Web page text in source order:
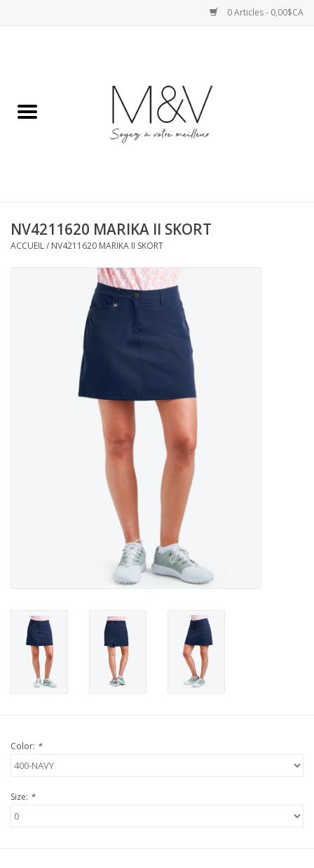
0 Articles - 0,00$CA
SPORTS
BAS
MAILLOTS DE BAIN
NV4211620 MARIKA II SKORT
ACCUEIL/ NV4211620 MARIKA II SKORT
Color: *
Size: *